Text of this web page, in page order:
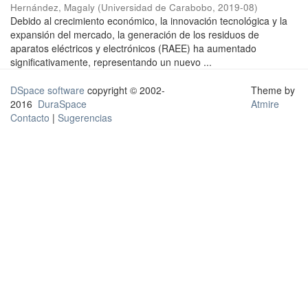
Hernández, Magaly (Universidad de Carabobo, 2019-08)
Debido al crecimiento económico, la innovación tecnológica y la
expansión del mercado, la generación de los residuos de
aparatos eléctricos y electrónicos (RAEE) ha aumentado
significativamente, representando un nuevo ...
DSpace software copyright © 2002-
2016 DuraSpace
Contacto | Sugerencias
Theme by
Atmire